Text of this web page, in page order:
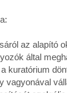
az alapító
által
kuratórium
vagyonával